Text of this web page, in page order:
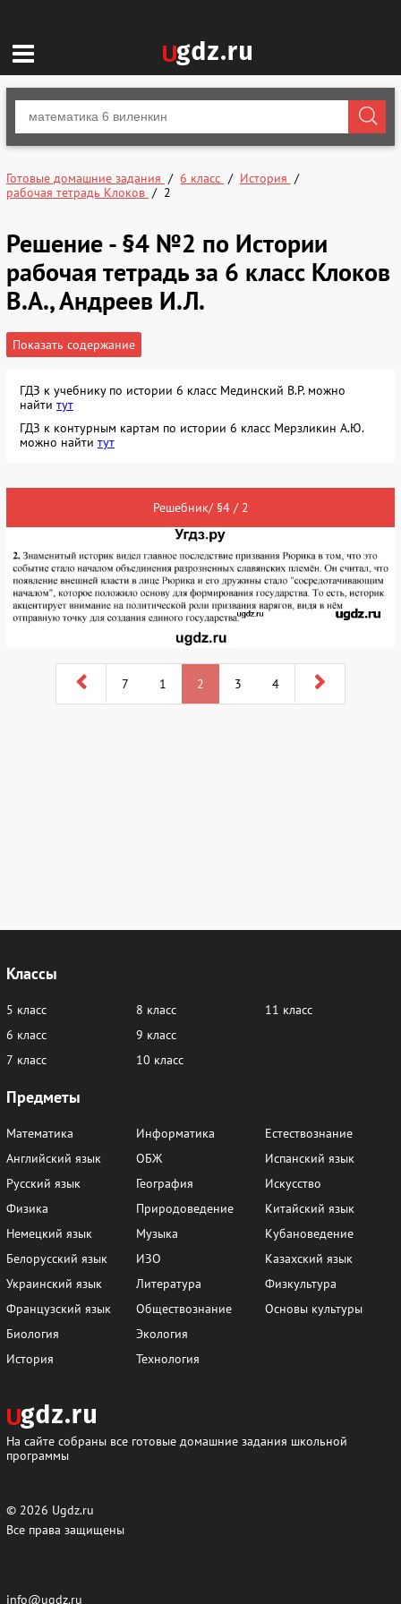
Готовые домашние задания 6 класс
История
рабочая тетрадь Клоков
2
Решение - §4 №2 по Истории
рабочая тетрадь за 6 класс Клоков
В.А., Андреев И.Л.
Показать содержание
ГДЗ к учебнику по истории 6 класс Мединский В.Р. можно
найти тут
ГДЗ к контурным картам по истории 6 класс Мерзликин А.Ю.
можно найти тут
Решебник/ §4 / 2
7 1 2 3 4
Классы
5 класс
6 класс
7 класс
8 класс
9 класс
10 класс
11 класс
Предметы
Математика
Английский язык
Русский язык
Физика
Немецкий язык
Белорусский язык
Украинский язык
Французский язык
Биология
История
Информатика
ОБЖ
География
Природоведение
Музыка
ИЗО
Литература
Обществознание
Экология
Технология
Естествознание
Испанский язык
Искусство
Китайский язык
Кубановедение
Казахский язык
Физкультура
Основы культуры
На сайте собраны все готовые домашние задания школьной
программы
© 2026 Ugdz.ru
Все права защищены
info@ugdz.ru